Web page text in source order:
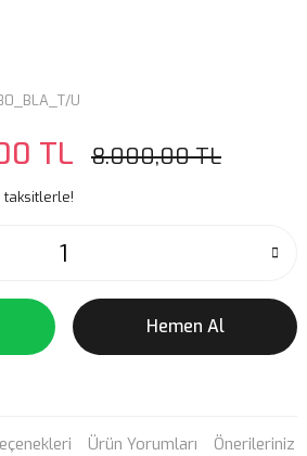
U
TL 8.000,00 TL
taksitlerle!
Hemen Al
Ürün Yorumları Önerileriniz